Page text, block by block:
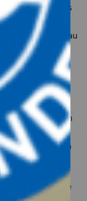
de plus en plus
Nos
en allant au
itinérantes.
a conduit à des
déplacement de
trêves et
proposé, en
soins de santé
des activités en
sanguinaire